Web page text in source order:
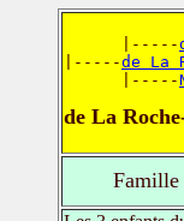
      |-----
|-----de La
      |-----
de La
Famille